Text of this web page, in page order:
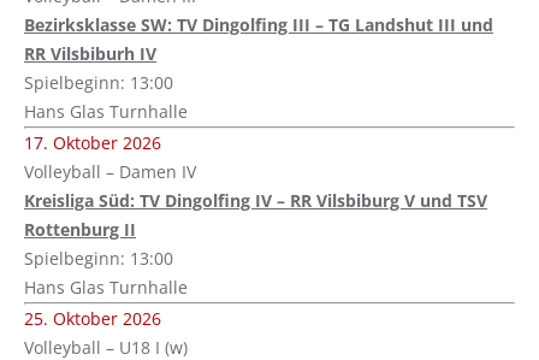
Bezirksklasse SW: TV Dingolfing III – TG Landshut III und
RR Vilsbiburh IV
Spielbeginn: 13:00
Hans Glas Turnhalle
17. Oktober 2026
Volleyball – Damen IV
Kreisliga Süd: TV Dingolfing IV – RR Vilsbiburg V und TSV
Rottenburg II
Spielbeginn: 13:00
Hans Glas Turnhalle
25. Oktober 2026
Volleyball – U18 I (w)